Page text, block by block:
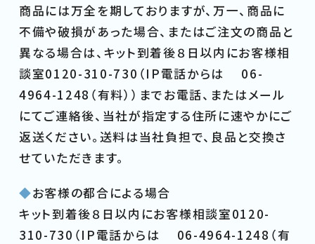
商品には万全を期しておりますが、万一、商品に
不備や破損があった場合、またはご注文の商品と
異なる場合は、キット到着後８日以内にお客様相
談室0120-310-730（IP電話からは 06-
4964-1248（有料））までお電話、またはメール
にてご連絡後、当社が指定する住所に速やかにご
返送ください。送料は当社負担で、良品と交換さ
せていただきます。
◆お客様の都合による場合
キット到着後８日以内にお客様相談室0120-
310-730（IP電話からは 06-4964-1248（有